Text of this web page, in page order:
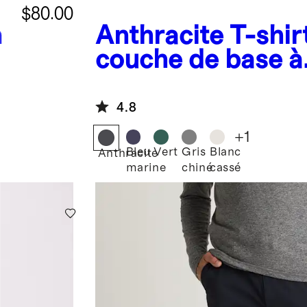
$80.00
Anthracite T-
couche de base à
toutes saisons 100
laine mérinos
4.8
Anthracite
Bleu
marine
Vert Gris
chiné
Blanc
cassé
+1